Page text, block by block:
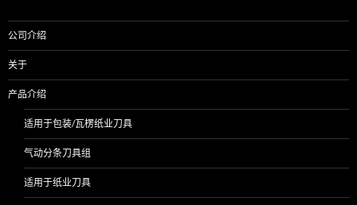
公司介绍
关于
产品介绍
适用于包装/瓦楞纸业刀具
气动分条刀具组
适用于纸业刀具